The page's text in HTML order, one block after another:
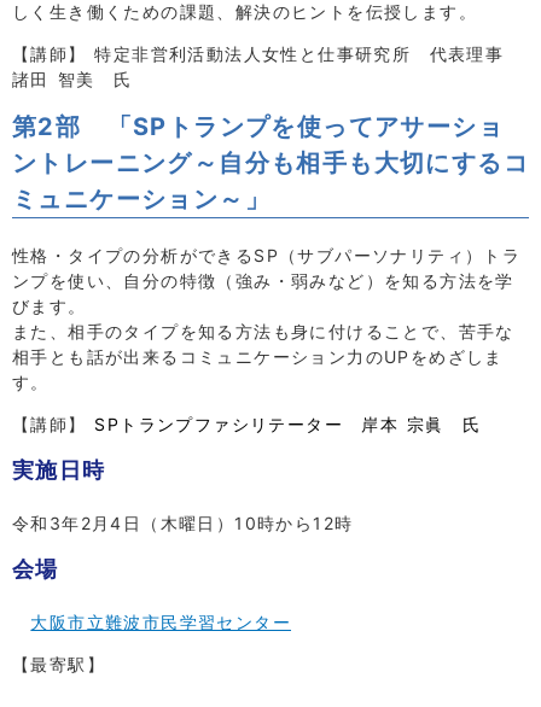
しく生き働くための課題、解決のヒントを伝授します。
【講師】 特定非営利活動法人女性と仕事研究所 代表理事
諸田 智美 氏
第2部 「SPトランプを使ってアサーショ
ントレーニング～自分も相手も大切にするコ
ミュニケーション～」
性格・タイプの分析ができるSP（サブパーソナリティ）トラ
ンプを使い、自分の特徴（強み・弱みなど）を知る方法を学
びます。
また、相手のタイプを知る方法も身に付けることで、苦手な
相手とも話が出来るコミュニケーション力のUPをめざしま
す。
【講師】 SPトランプファシリテーター 岸本 宗眞 氏
実施日時
令和3年2月4日（木曜日）10時から12時
会場
大阪市立難波市民学習センター
【最寄駅】